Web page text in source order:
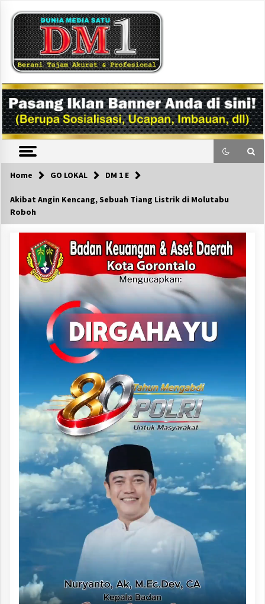
content
DM1
Home GO LOKAL DM 1 E
Akibat Angin Kencang, Sebuah Tiang Listrik di Molutabu
Roboh